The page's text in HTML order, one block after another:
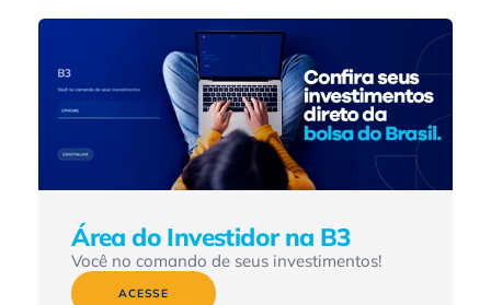
Área do Investidor na B3
Você no comando de seus investimentos!
ACESSE